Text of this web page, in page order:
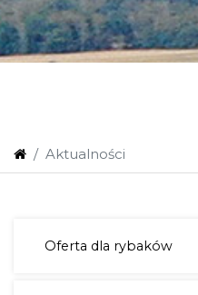
Aktualności
Oferta dla rybaków